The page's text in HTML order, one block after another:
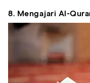
8. Mengajari Al-